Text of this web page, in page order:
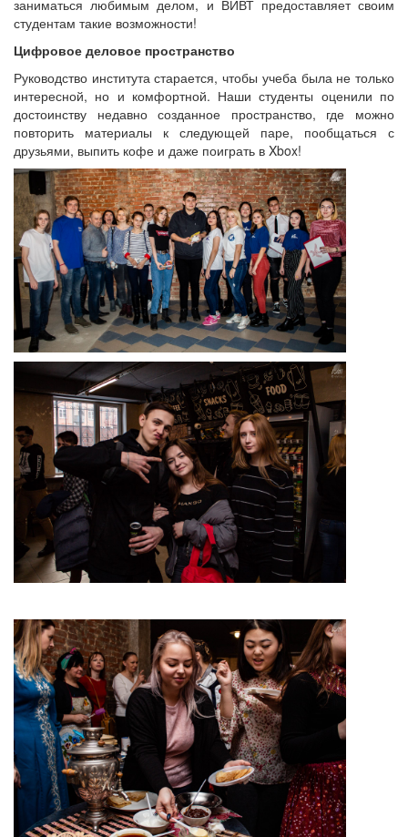
заниматься любимым делом, и ВИВТ предоставляет своим
студентам такие возможности!
Цифровое деловое пространство
Руководство института старается, чтобы учеба была не только
интересной, но и комфортной. Наши студенты оценили по
достоинству недавно созданное пространство, где можно
повторить материалы к следующей паре, пообщаться с
друзьями, выпить кофе и даже поиграть в Xbox!